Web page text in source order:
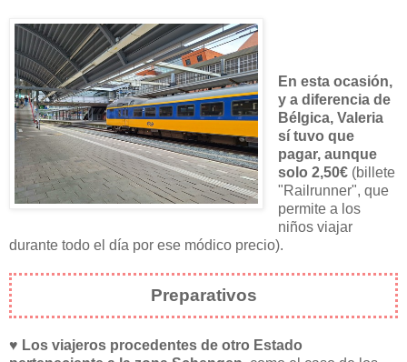
En esta ocasión,
y a diferencia de
Bélgica, Valeria
sí tuvo que
pagar, aunque
solo 2,50€(billete
"Railrunner", que
permite a los
niños viajar
durante todo el día por ese módico precio).
Preparativos
♥ Los viajeros procedentes de otro Estado